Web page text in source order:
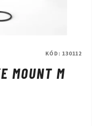
MOUNT M
KÓD: 130112